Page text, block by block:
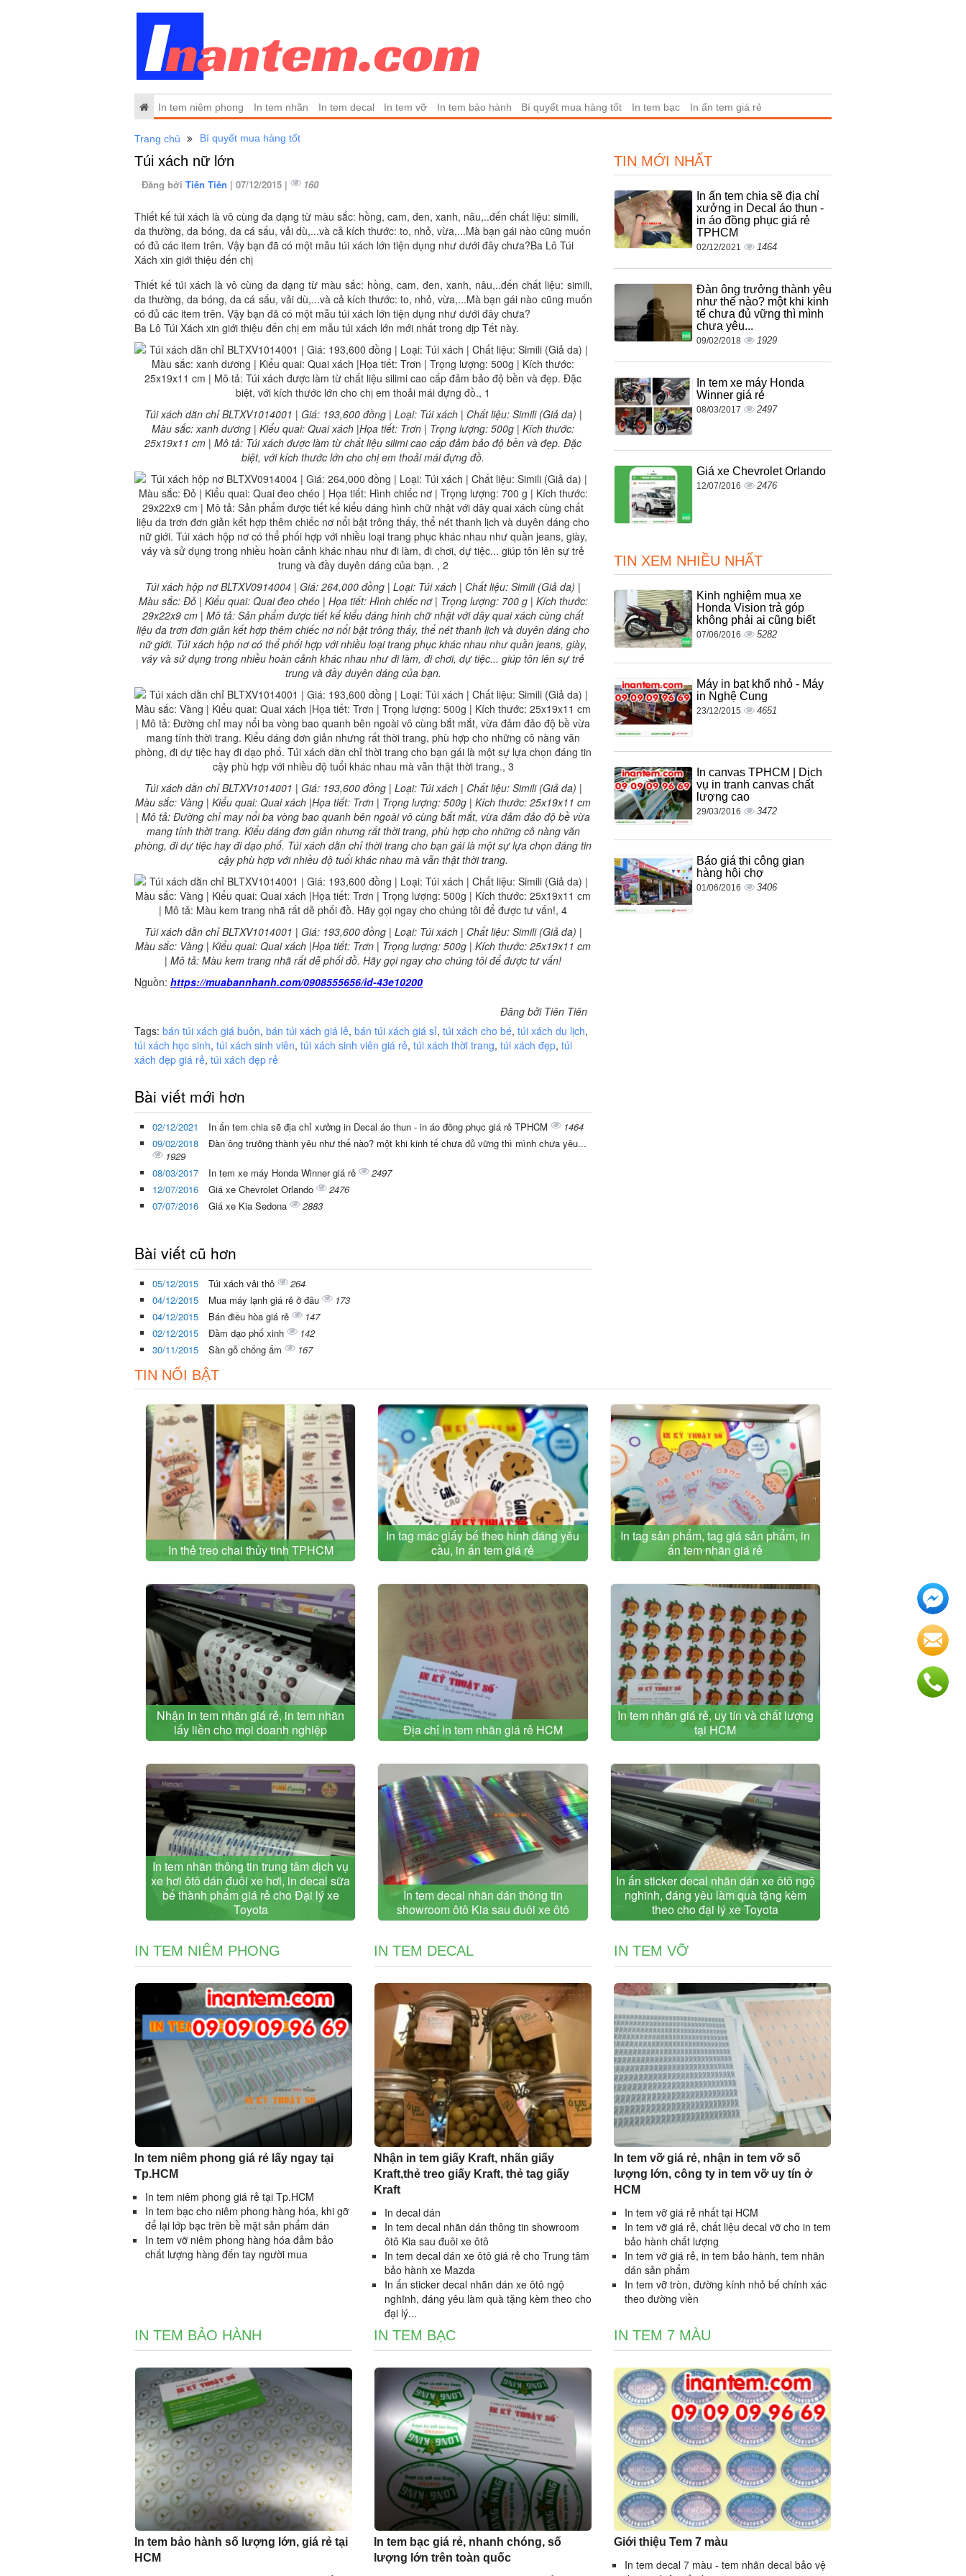
In tem niêm phong In tem nhãn In tem decal In tem vỡ In tem bảo hành Bí quyết mua hàng tốt In tem bạc In ấn tem giá rẻ
Trang chủ Bí quyết mua hàng tốt
Túi xách nữ lớn
Đăng bởi Tiên Tiên | 07/12/2015 | 160
Thiết kế túi xách là vô cùng đa dạng từ màu sắc: hồng, cam, đen, xanh, nâu,..đến chất liệu: simili,
da thường, da bóng, da cá sấu, vải dù,...và cả kích thước: to, nhỏ, vừa,...Mà bạn gái nào cũng muốn
có đủ các item trên. Vậy bạn đã có một mẫu túi xách lớn tiện dụng như dưới đây chưa?Ba Lô Túi
Xách xin giới thiệu đến chị
Thiết kế túi xách là vô cùng đa dạng từ màu sắc: hồng, cam, đen, xanh, nâu,..đến chất liệu: simili,
da thường, da bóng, da cá sấu, vải dù,...và cả kích thước: to, nhỏ, vừa,...Mà bạn gái nào cũng muốn
có đủ các item trên. Vậy bạn đã có một mẫu túi xách lớn tiện dụng như dưới đây chưa?
Ba Lô Túi Xách xin giới thiệu đến chị em mẫu túi xách lớn mới nhất trong dịp Tết này.
Túi xách dằn chỉ BLTXV1014001 | Giá: 193,600 đồng | Loại: Túi xách | Chất liệu: Simili (Giả da) |
Màu sắc: xanh dương | Kiểu quai: Quai xách |Họa tiết: Trơn | Trọng lượng: 500g | Kích thước:
25x19x11 cm | Mô tả: Túi xách được làm từ chất liệu silimi cao cấp đảm bảo độ bền và đẹp. Đặc
biệt, với kích thước lớn cho chị em thoải mái đựng đồ.
Túi xách hộp nơ BLTXV0914004 | Giá: 264,000 đồng | Loại: Túi xách | Chất liệu: Simili (Giả da) |
Màu sắc: Đỏ | Kiểu quai: Quai đeo chéo | Họa tiết: Hình chiếc nơ | Trọng lượng: 700 g | Kích thước:
29x22x9 cm | Mô tả: Sản phẩm được tiết kế kiểu dáng hình chữ nhật với dây quai xách cùng chất
liệu da trơn đơn giản kết hợp thêm chiếc nơ nổi bật trông thấy, thể nét thanh lịch và duyên dáng cho
nữ giới. Túi xách hộp nơ có thể phối hợp với nhiều loại trang phục khác nhau như quần jeans, giày,
váy và sử dụng trong nhiều hoàn cảnh khác nhau như đi làm, đi chơi, dự tiệc... giúp tôn lên sự trẻ
trung và đầy duyên dáng của bạn.
Túi xách dằn chỉ BLTXV1014001 | Giá: 193,600 đồng | Loại: Túi xách | Chất liệu: Simili (Giả da) |
Màu sắc: Vàng | Kiểu quai: Quai xách |Họa tiết: Trơn | Trọng lượng: 500g | Kích thước: 25x19x11 cm
| Mô tả: Đường chỉ may nổi ba vòng bao quanh bên ngoài vô cùng bắt mắt, vừa đảm đảo độ bề vừa
mang tính thời trang. Kiểu dáng đơn giản nhưng rất thời trang, phù hợp cho những cô nàng văn
phòng, đi dự tiệc hay đi dạo phố. Túi xách dằn chỉ thời trang cho bạn gái là một sự lựa chọn đáng tin
cậy phù hợp với nhiều độ tuổi khác nhau mà vẫn thật thời trang.
Túi xách dằn chỉ BLTXV1014001 | Giá: 193,600 đồng | Loại: Túi xách | Chất liệu: Simili (Giả da) |
Màu sắc: Vàng | Kiểu quai: Quai xách |Họa tiết: Trơn | Trọng lượng: 500g | Kích thước: 25x19x11 cm
| Mô tả: Màu kem trang nhã rất dễ phối đồ. Hãy gọi ngay cho chúng tôi để được tư vấn!
Nguồn: https://muabannhanh.com/0908555656/id-43e10200
Đăng bởi Tiên Tiên
Tags: bán túi xách giá buôn, bán túi xách giá lẻ, bán túi xách giá sỉ, túi xách cho bé, túi xách du lịch,
túi xách học sinh, túi xách sinh viên, túi xách sinh viên giá rẻ, túi xách thời trang, túi xách đẹp, túi
xách đẹp giá rẻ, túi xách đẹp rẻ
Bài viết mới hơn
02/12/2021 In ấn tem chia sẽ địa chỉ xưởng in Decal áo thun - in áo đồng phục giá rẻ TPHCM
1464
09/02/2018
Đàn ông trưởng thành yêu như thế nào? một khi kinh tế chưa đủ vững thì mình chưa yêu...
1929
08/03/2017
In tem xe máy Honda Winner giá rẻ
2497
12/07/2016
Giá xe Chevrolet Orlando
2476
07/07/2016
Giá xe Kia Sedona 2883
Bài viết cũ hơn
05/12/2015 Túi xách vải thô
264
04/12/2015
Mua máy lạnh giá rẻ ở đâu
173
04/12/2015
Bán điều hòa giá rẻ
147
02/12/2015
Đầm dạo phố xinh
142
30/11/2015
Sàn gỗ chống ẩm 167
TIN MỚI NHẤT
In ấn tem chia sẽ địa chỉ
xưởng in Decal áo thun -
in áo đồng phục giá rẻ
TPHCM
02/12/2021 1464
Đàn ông trưởng thành yêu
như thế nào? một khi kinh
tế chưa đủ vững thì mình
chưa yêu...
09/02/2018 1929
In tem xe máy Honda
Winner giá rẻ
08/03/2017 2497
Giá xe Chevrolet Orlando
12/07/2016 2476
TIN XEM NHIỀU NHẤT
Kinh nghiệm mua xe
Honda Vision trả góp
không phải ai cũng biết
07/06/2016 5282
Máy in bạt khổ nhỏ - Máy
in Nghệ Cung
23/12/2015 4651
In canvas TPHCM | Dịch
vụ in tranh canvas chất
lượng cao
29/03/2016 3472
Báo giá thi công gian
hàng hội chợ
01/06/2016 3406
TIN NỔI BẬT
In thẻ treo chai thủy tinh TPHCM
In tag mác giấy bế theo hình dáng yêu
cầu, in ấn tem giá rẻ
In tag sản phẩm, tag giá sản phẩm, in
ấn tem nhãn giá rẻ
Nhận in tem nhãn giá rẻ, in tem nhãn
lấy liền cho mọi doanh nghiệp
Địa chỉ in tem nhãn giá rẻ HCM
In tem nhãn giá rẻ, uy tín và chất lượng
tại HCM
In tem nhãn thông tin trung tâm dịch vụ
xe hơi ôtô dán đuôi xe hơi, in decal sữa
bế thành phẩm giá rẻ cho Đại lý xe
Toyota
In tem decal nhãn dán thông tin
showroom ôtô Kia sau đuôi xe ôtô
In ấn sticker decal nhãn dán xe ôtô ngộ
nghĩnh, đáng yêu làm quà tặng kèm
theo cho đại lý xe Toyota
IN TEM NIÊM PHONG
In tem niêm phong giá rẻ lấy ngay tại
Tp.HCM
In tem niêm phong giá rẻ tại Tp.HCM
In tem bạc cho niêm phong hàng hóa, khi gỡ
để lại lớp bạc trên bề mặt sản phẩm dán
In tem vỡ niêm phong hàng hóa đảm bảo
chất lượng hàng đến tay người mua
IN TEM DECAL
Nhận in tem giấy Kraft, nhãn giấy
Kraft,thẻ treo giấy Kraft, thẻ tag giấy
Kraft
In decal dán
In tem decal nhãn dán thông tin showroom
ôtô Kia sau đuôi xe ôtô
In tem decal dán xe ôtô giá rẻ cho Trung tâm
bảo hành xe Mazda
In ấn sticker decal nhãn dán xe ôtô ngộ
nghĩnh, đáng yêu làm quà tặng kèm theo cho
đại lý...
IN TEM VỠ
In tem vỡ giá rẻ, nhận in tem vỡ số
lượng lớn, công ty in tem vỡ uy tín ở
HCM
In tem vỡ giá rẻ nhất tại HCM
In tem vỡ giá rẻ, chất liệu decal vỡ cho in tem
bảo hành chất lượng
In tem vỡ giá rẻ, in tem bảo hành, tem nhãn
dán sản phẩm
In tem vỡ tròn, đường kính nhỏ bế chính xác
theo đường viền
IN TEM BẢO HÀNH
In tem bảo hành số lượng lớn, giá rẻ tại
HCM
IN TEM BẠC
In tem bạc giá rẻ, nhanh chóng, số
lượng lớn trên toàn quốc
IN TEM 7 MÀU
Giới thiệu Tem 7 màu
In tem decal 7 màu - tem nhãn decal bảo vệ